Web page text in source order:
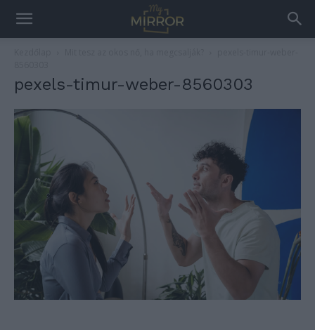
pexels-timur-weber-8560303